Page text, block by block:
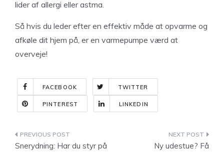
lider af allergi eller astma.
Så hvis du leder efter en effektiv måde at opvarme og
afkøle dit hjem på, er en varmepumpe værd at
overveje!
FACEBOOK TWITTER
PINTEREST LINKEDIN
Indlægsnavigation
Snerydning: Har du styr på
Ny udestue? Få